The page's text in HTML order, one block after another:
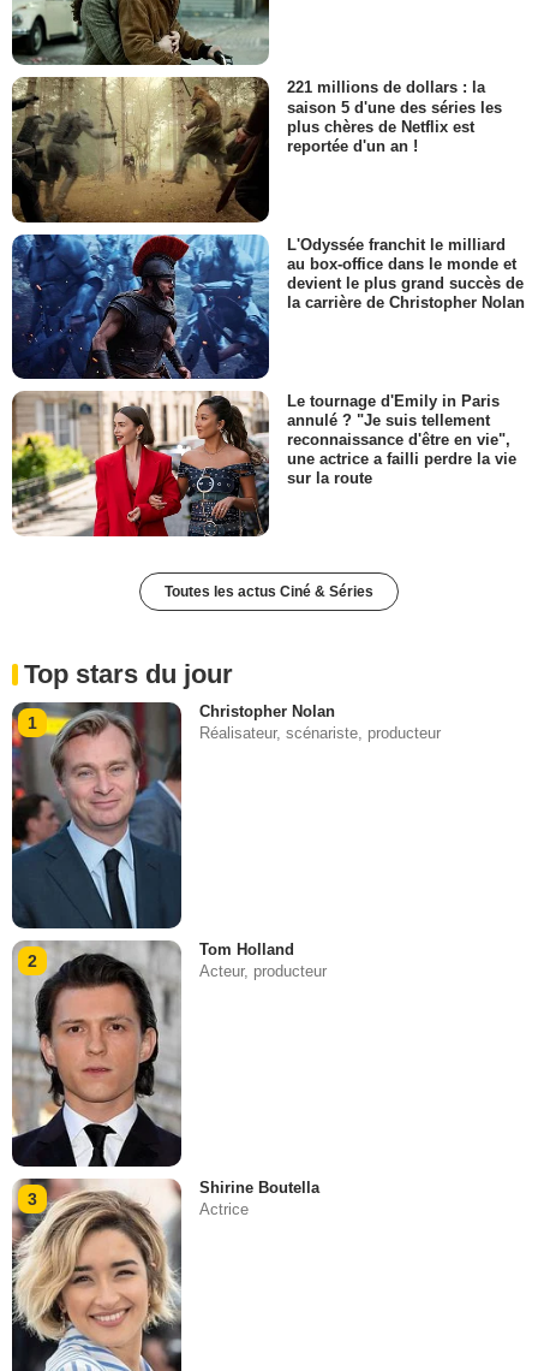
221 millions de dollars : la
saison 5 d'une des séries les
plus chères de Netflix est
reportée d'un an !
L'Odyssée franchit le milliard
au box-office dans le monde et
devient le plus grand succès de
la carrière de Christopher Nolan
Le tournage d'Emily in Paris
annulé ? "Je suis tellement
reconnaissance d'être en vie",
une actrice a failli perdre la vie
sur la route
Toutes les actus Ciné & Séries
Top stars du jour
1
Christopher Nolan
Réalisateur, scénariste, producteur
2
Tom Holland
Acteur, producteur
3
Shirine Boutella
Actrice